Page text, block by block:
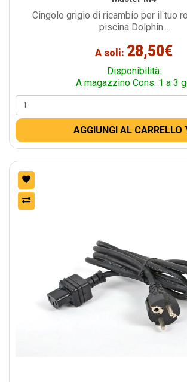
Cingolo grigio di ricambio per il tuo
piscina Dolphin...
A soli: 28,50€
Disponibilità:
A magazzino Cons. 1 a 3
AGGIUNGI AL CARRELLO